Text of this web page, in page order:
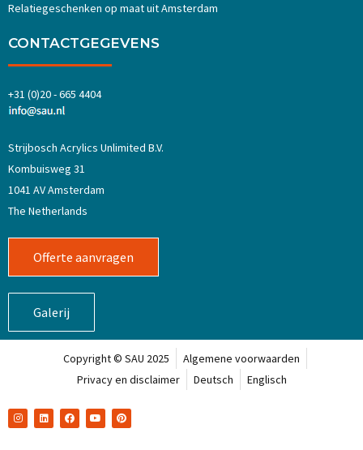
Relatiegeschenken op maat uit Amsterdam
CONTACTGEGEVENS
+31 (0)20 - 665 4404
Strijbosch Acrylics Unlimited B.V.
Kombuisweg 31
1041 AV Amsterdam
The Netherlands
Offerte aanvragen
Galerij
Copyright © SAU 2025
Algemene voorwaarden
Privacy en disclaimer
Deutsch Englisch